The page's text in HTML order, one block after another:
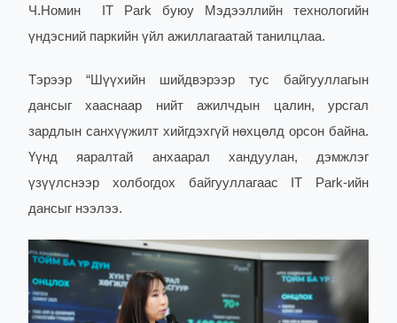
Ч.Номин IT Park буюу Мэдээллийн технологийн
үндэсний паркийн үйл ажиллагаатай танилцлаа.
Тэрээр “Шүүхийн шийдвэрээр тус байгууллагын
дансыг хааснаар нийт ажилчдын цалин, урсгал
зардлын санхүүжилт хийгдэхгүй нөхцөлд орсон байна.
Үүнд яаралтай анхаарал хандуулан, дэмжлэг
үзүүлснээр холбогдох байгууллагаас IT Park-ийн
дансыг нээлээ.